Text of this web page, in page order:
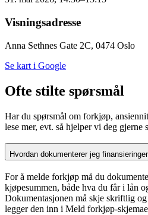
Visningsadresse
Anna Sethnes Gate 2C, 0474 Oslo
Se kart i Google
Ofte stilte spørsmål
Har du spørsmål om forkjøp,
lese mer, evt. så hjelper vi deg gjerne
Hvordan dokumenterer jeg
For å melde forkjøp må du
kjøpesummen, både hva du får i lån
Dokumentasjonen må skje skriftlig
legger den inn i Meld forkjøp-